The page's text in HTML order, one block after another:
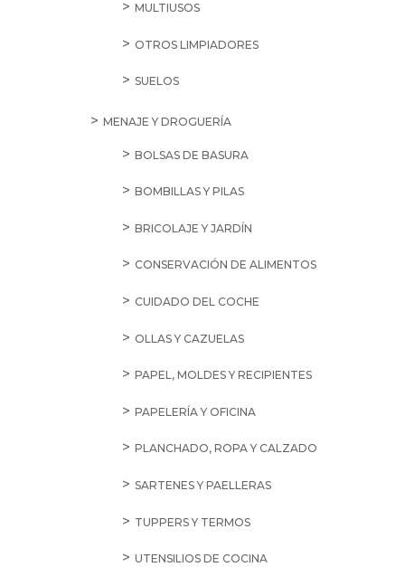
MULTIUSOS
OTROS LIMPIADORES
SUELOS
MENAJE Y DROGUERÍA
BOLSAS DE BASURA
BOMBILLAS Y PILAS
BRICOLAJE Y JARDÍN
CONSERVACIÓN DE ALIMENTOS
CUIDADO DEL COCHE
OLLAS Y CAZUELAS
PAPEL, MOLDES Y RECIPIENTES
PAPELERÍA Y OFICINA
PLANCHADO, ROPA Y CALZADO
SARTENES Y PAELLERAS
TUPPERS Y TERMOS
UTENSILIOS DE COCINA